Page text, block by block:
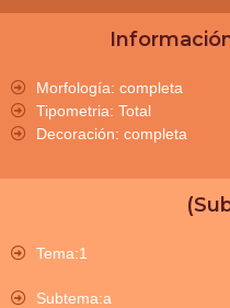
Morfología: completa
Tipometria: Total
Decoración: completa
Tema:1
Subtema:a